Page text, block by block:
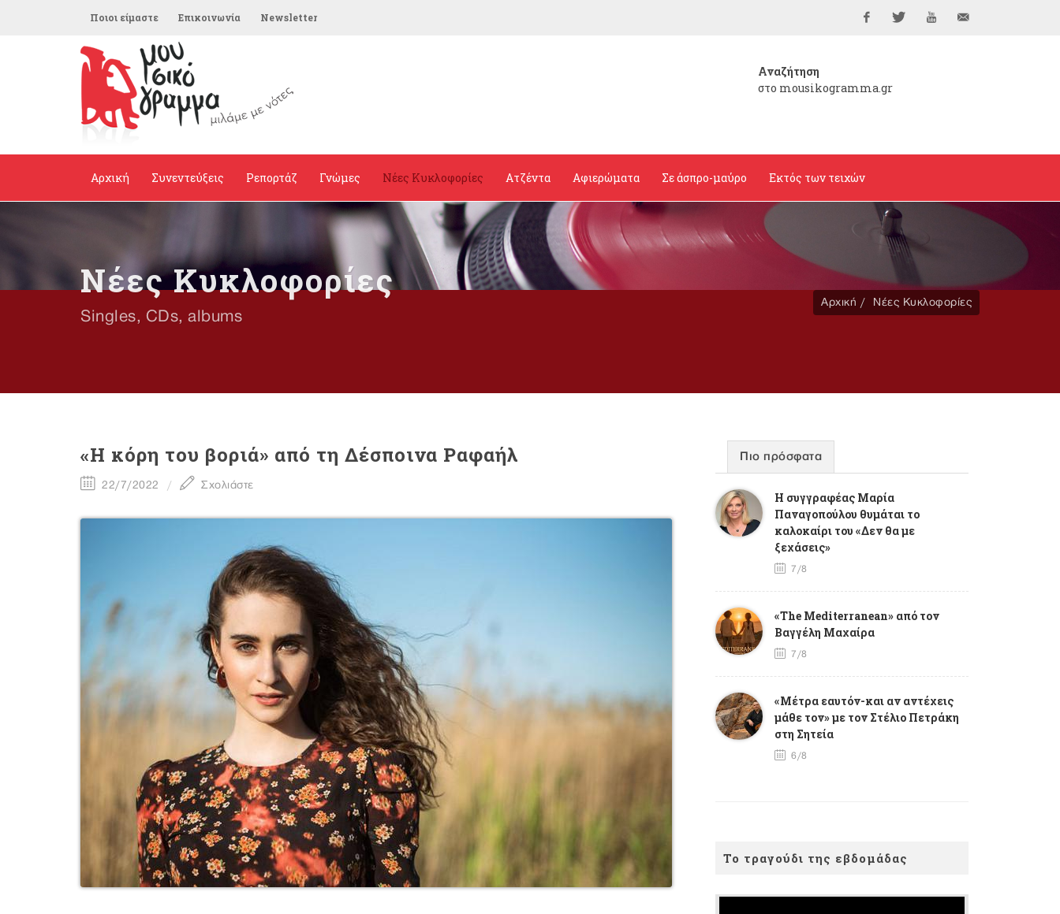
Ποιοι είμαστε Επικοινωνία Newsletter
Αναζήτηση
στο mousikogramma.gr
Αρχική Συνεντεύξεις Ρεπορτάζ Γνώμες Νέες Κυκλοφορίες Ατζέντα Αφιερώματα Σε άσπρο-μαύρο Εκτός των τειχών
Νέες Κυκλοφορίες
Singles, CDs, albums
Αρχική Νέες Κυκλοφορίες
«Η κόρη του βοριά» από τη Δέσποινα Ραφαήλ
22/7/2022 Σχολιάστε
Πιο πρόσφατα
Η συγγραφέας Μαρία
Παναγοπούλου θυμάται το
καλοκαίρι του «Δεν θα με
ξεχάσεις»
7/8
«The Mediterranean» από τον
Βαγγέλη Μαχαίρα
7/8
«Μέτρα εαυτόν-και αν αντέχεις
μάθε τον» με τον Στέλιο Πετράκη
στη Σητεία
6/8
Το τραγούδι της εβδομάδας